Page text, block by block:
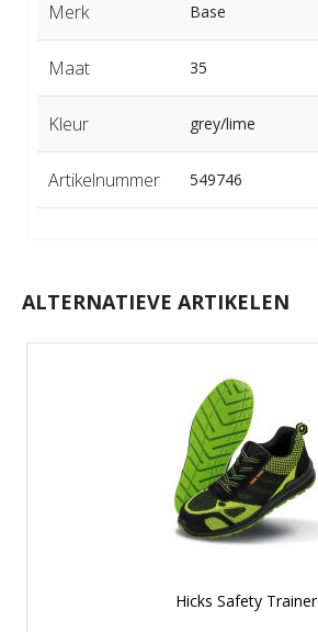
Merk Base
Maat 35
Kleur grey/lime
Artikelnummer 549746
ALTERNATIEVE ARTIKELEN
Hicks Safety Trainer